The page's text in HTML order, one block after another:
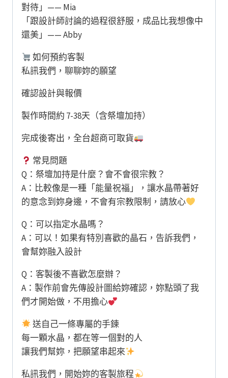
對待」—— Mia
「跟設計師討論的過程很舒服，成品比我想像中
還美」—— Abby
如何預約客製
私訊我們，聊聊妳的願望
確認設計與報價
製作時間約 7-38天（含祭壇加持）
完成後寄出，全台超商可取貨
常見問題
Q：祭壇加持是什麼？會不會很宗教？
A：比較像是一種「能量祝福」，讓水晶帶著好
的意念到妳身邊，不會有宗教限制，請放心
Q：可以指定水晶嗎？
A：可以！如果有特別喜歡的晶石，告訴我們，
會幫妳融入設計
Q：客製後不喜歡怎麼辦？
A：製作前會先傳設計圖給妳確認，妳點頭了我
們才開始做，不用擔心
送自己一條專屬的手鍊
每一顆水晶，都在等一個對的人
讓我們幫妳，把願望串起來
私訊我們，開始妳的客製旅程